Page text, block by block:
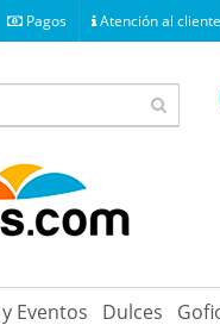
Pagos Atención al cliente
Eventos Dulces